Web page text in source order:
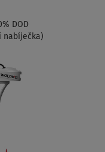
DOD
nabíječka)